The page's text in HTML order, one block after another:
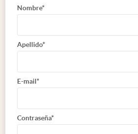
Nombre*
Apellido*
E-mail*
Contraseña*